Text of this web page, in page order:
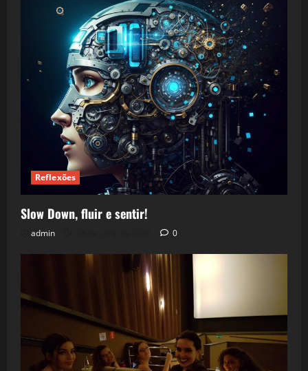
Reflexões
Slow Down, fluir e sentir!
admin 0